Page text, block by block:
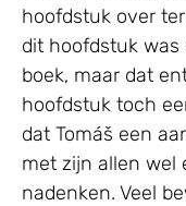
hoofdstuk over
dit hoofdstuk
boek, maar dat
hoofdstuk toch
dat Tomáš een
met zijn allen wel
nadenken. Veel